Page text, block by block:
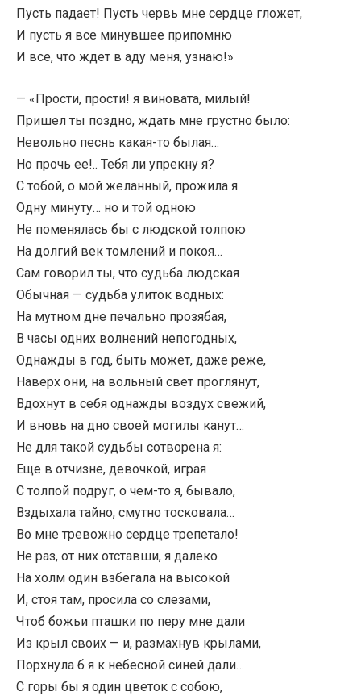
Пусть падает! Пусть червь мне сердце гложет,
И пусть я все минувшее припомню
И все, что ждет в аду меня, узнаю!»
— «Прости, прости! я виновата, милый!
Пришел ты поздно, ждать мне грустно было:
Невольно песнь какая-то былая…
Но прочь ее!.. Тебя ли упрекну я?
С тобой, о мой желанный, прожила я
Одну минуту… но и той одною
Не поменялась бы с людской толпою
На долгий век томлений и покоя…
Сам говорил ты, что судьба людская
Обычная — судьба улиток водных:
На мутном дне печально прозябая,
В часы одних волнений непогодных,
Однажды в год, быть может, даже реже,
Наверх они, на вольный свет проглянут,
Вдохнут в себя однажды воздух свежий,
И вновь на дно своей могилы канут…
Не для такой судьбы сотворена я:
Еще в отчизне, девочкой, играя
С толпой подруг, о чем-то я, бывало,
Вздыхала тайно, смутно тосковала…
Во мне тревожно сердце трепетало!
Не раз, от них отставши, я далеко
На холм один взбегала на высокой
И, стоя там, просила со слезами,
Чтоб божьи пташки по перу мне дали
Из крыл своих — и, размахнув крылами,
Порхнула б я к небесной синей дали…
С горы бы я один цветок с собою,